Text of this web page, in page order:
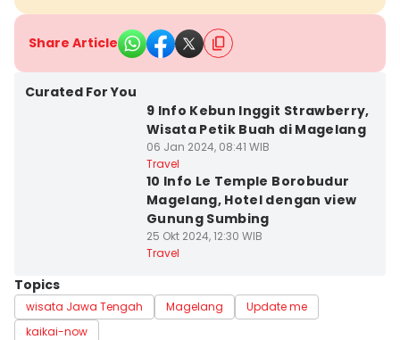
Share Article
Curated For You
9 Info Kebun Inggit Strawberry,
Wisata Petik Buah di Magelang
06 Jan 2024, 08:41 WIB
Travel
10 Info Le Temple Borobudur
Magelang, Hotel dengan view
Gunung Sumbing
25 Okt 2024, 12:30 WIB
Travel
Topics
wisata Jawa Tengah Magelang
Update me
kaikai-now